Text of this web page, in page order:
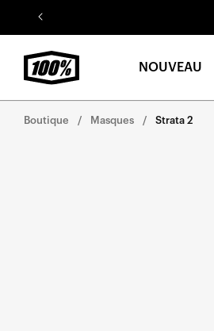
Aller au
contenu
NOUVEAU
Boutique Masques Strata 2